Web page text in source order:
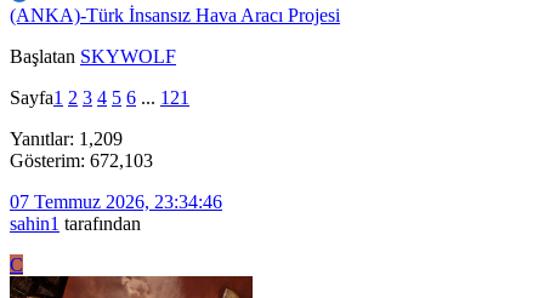
(ANKA)-Türk İnsansız Hava Aracı Projesi
Başlatan SKYWOLF
Sayfa1 2 3 4 5 6 ... 121
Yanıtlar: 1,209
Gösterim: 672,103
07 Temmuz 2026, 23:34:46
sahin1 tarafından
C